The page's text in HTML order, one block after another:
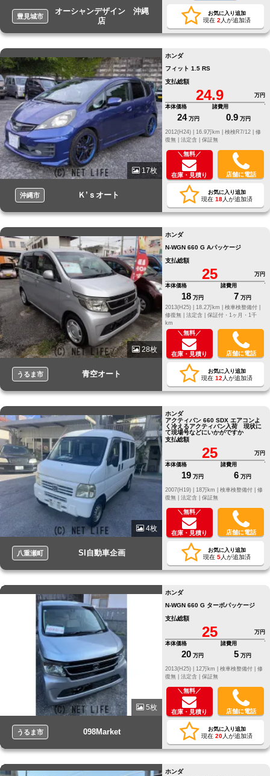
豊見城市
オーシャンデザイン 沖縄
店
お気に入り追加
現在 2 人が追加済
17枚
沖縄市 Ｋ’ｓオート
ホンダ
フィット 1.5 RS
支払総額
24.9
万円
本体価格
24 万円
諸費用
0.9 万円
修
復無 | 法定含 | 保証無
＼無料／
在庫・見積り 店舗に電話
お気に入り追加
現在 18人が追加済
28枚
うるま市 青空オート
ホンダ
N-WGN 660 G Aパッケージ
支払総額
25
万円
本体価格
18 万円
諸費用
7 万円
2013(H25) |
18.2万km |
検車検整備付 |
修復無 | 法定含 | 保証付・1ヶ月・1千
km
＼無料／
在庫・見積り 店舗に電話
お気に入り追加
現在 12 人が追加済
4枚
八重瀬町 SI自動車企画
ホンダ
アクティバン 660 SDX エアコンよ
く冷えるアクティバン入荷 現状に
て現場号などにいかがですか
支払総額
25
万円
本体価格
19 万円
諸費用
6 万円
修
復無 | 法定含 | 保証無
＼無料／
在庫・見積り 店舗に電話
お気に入り追加
現在 5人が追加済
5枚
うるま市 098Market
ホンダ
N-WGN 660 G ターボパッケージ
支払総額
25
万円
本体価格
20 万円
諸費用
5 万円
修
復無 | 法定含 | 保証無
＼無料／
在庫・見積り 店舗に電話
お気に入り追加
現在 20人が追加済
ホンダ